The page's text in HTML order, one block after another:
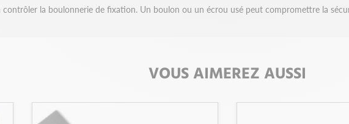
contrôler la boulonnerie de fixation. Un boulon ou un écrou usé peut compromettre la
VOUS AIMEREZ AUSSI